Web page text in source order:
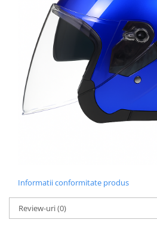
Informatii conformitate produs
Review-uri(0)